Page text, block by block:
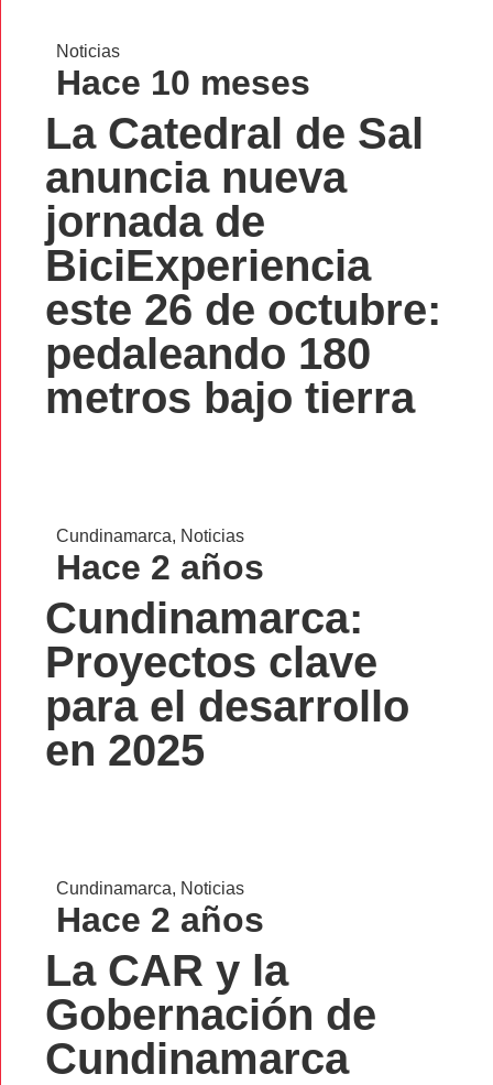
Noticias
Hace 10 meses
La Catedral de Sal
anuncia nueva
jornada de
BiciExperiencia
este 26 de octubre:
pedaleando 180
metros bajo tierra
Cundinamarca, Noticias
Hace 2 años
Cundinamarca:
Proyectos clave
para el desarrollo
en 2025
Cundinamarca, Noticias
Hace 2 años
La CAR y la
Gobernación de
Cundinamarca